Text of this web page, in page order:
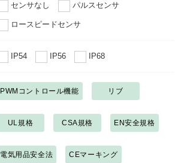
センサなし パルスセンサ
ロースピードセンサ
IP54 IP56 IP68
PWMコントロール機能 リブ
UL規格 CSA規格 EN安全規格
電気用品安全法 CEマーキング